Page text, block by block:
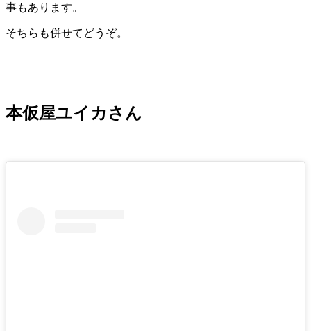
事もあります。
そちらも併せてどうぞ。
本仮屋ユイカさん